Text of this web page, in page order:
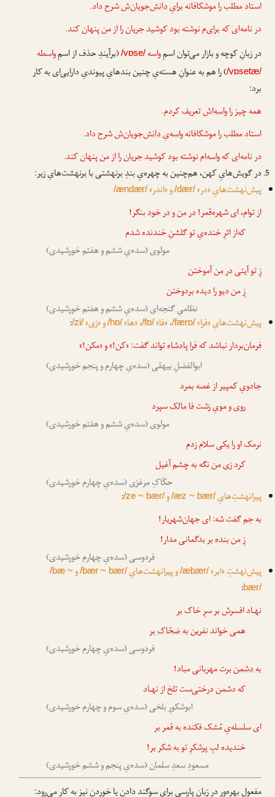
استاد مطلب را موشکافانهبرایِ دانش‌جویان‌ششرح داد.
در نامه‌ای کهبرای‌منوشته بود کوشید جریان را از من پنهان کند.
در زبانِ کوچه و بازار می‌توان اسمِواسه/vɒse/(برآیندِ حذف از اسمِواسطه
/vɒsetæ/) را هم به عنوانِ هسته‌یِ چنین بندهایِ پیوندیِ دارایی‌ای به کار
برد:
همه چیز راواسه‌اشتعریف کردم.
استاد مطلب را موشکافانهواسه‌یِ دانش‌جویان‌ششرح داد.
در نامه‌ای کهواسه‌امنوشته بود کوشید جریان را از من پنهان کند.
در گویش‌هایِ کهن، هم‌چنین به چهره‌یِ بندِ برنهشتی با برنهشت‌هایِ زیر:
پیش‌نهشت‌هایِ «در»/dær/و «اندر»/ændær/
از توام، ای شهره‌قمر!در منودر خودبنگر!
که‌از اثرِ خنده‌یِ تو گلشنِ خندنده شدم
مولوی (سده‌یِ ششم و هفتم خورشیدی)
زِ تو آیتیدر منآموختن
زِ من دیو را دیده بردوختن
نظامیِ گنجه‌ای (سده‌یِ ششم و هفتم خورشیدی)
پیش‌نهشت‌هایِ «فرا»/færɒ/، «فا»/fɒ/، «ها»/hɒ/و «زی»/zi/
:
فرمان‌بردار نباشد کهفرا پادشاهتواند گفت: «کن!» و «مکن!»
ابوالفضلِ بیهقی (سده‌یِ چهارم و پنجم خورشیدی)
جادویِ کمپیر از غصه بمرد
روی و مویِ زشتفا مالکسپرد
مولوی (سده‌یِ ششم و هفتم خورشیدی)
نرمک او را یکی سلام زدم
کردزی مننگه به چشم آغیل
حکّاکِ مرغزی (سده‌یِ چهارم خورشیدی)
پیرانهشتِ‌هایِ/æz ~ bær/و/ze ~ bær/
:
به جم گفت شه: ای جهان‌شهریار!
زِ من بنده بربدگمانی مدار!
فردوسی (سده‌یِ چهارم خورشیدی)
پیش‌نهشتِ «ابر»/æbær/و پیرانهشت‌هایِ/bær ~ bær/و/bæ ~
bær/
:
نهـاد افسرش بر سرِ خاک بر
همی خواند نفرینبه ضحّاک بر
فردوسی (سده‌یِ چهارم خورشیدی)
به دشمن برت مهربانی مباد!
که دشمن درختی‌ست تلخ از نهـاد
ابوشکورِ بلخی (سده‌یِ سوم و چهارم خورشیدی)
ای سلسله‌یِ مُشک فکنده به قمر بر
خندیده لبِ پرشکرِ توبه شکر بر!
مسعودِ سعدِ سلمان (سده‌یِ پنجم و ششم خورشیدی)
مفعولِ بهره‌ور در زبانِ پارسی برایِ سوگند دادن یا خوردن نیز به کار می‌رود: